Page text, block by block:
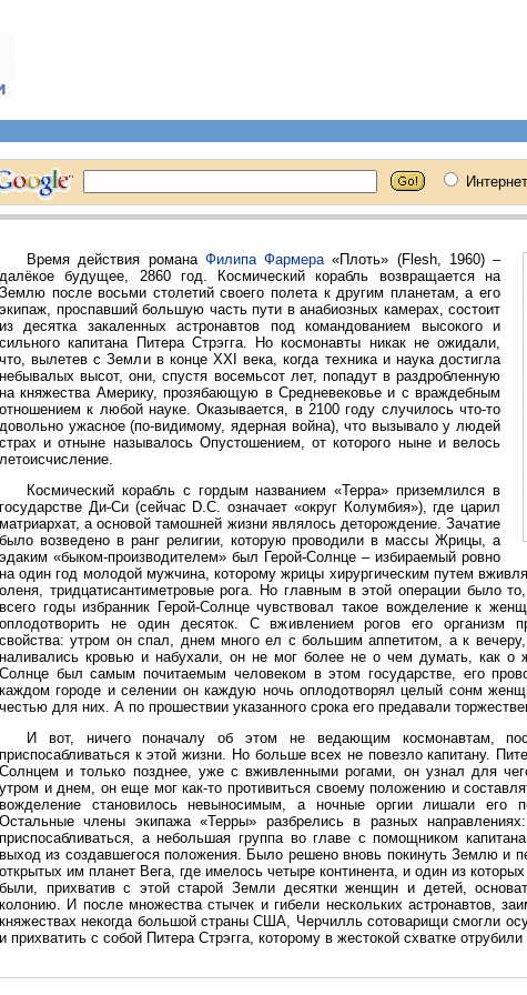
Время действия романа Филипа Фармера«Плоть» (Flesh, 1960) –
далёкое будущее, 2860 год. Космический корабль возвращается на
Землю после восьми столетий своего полета к другим планетам, а его
экипаж, проспавший большую часть пути в анабиозных камерах, состоит
из десятка закаленных астронавтов под командованием высокого и
сильного капитана Питера Стрэгга. Но космонавты никак не ожидали,
что, вылетев с Земли в конце XXI века, когда техника и наука достигла
небывалых высот, они, спустя восемьсот лет, попадут в раздробленную
на княжества Америку, прозябающую в Средневековье и с враждебным
отношением к любой науке. Оказывается, в 2100 году случилось что-то
довольно ужасное (по-видимому, ядерная война), что вызывало у людей
страх и отныне называлось Опустошением, от которого ныне и велось
летоисчисление.
Космический корабль с гордым названием «Терра» приземлился в
государстве Ди-Си (сейчас D.C. означает «округ Колумбия»), где царил
матриархат, а основой тамошней жизни являлось деторождение. Зачатие
было возведено в ранг религии, которую проводили в массы Жрицы, а
эдаким «быком-производителем» был Герой-Солнце – избираемый ровно
на один год молодой мужчина, которому жрицы хирургическим путем
оленя, тридцатисантиметровые рога. Но главным в этой операции было
всего годы избранник Герой-Солнце чувствовал такое вожделение к
оплодотворить не один десяток. С вживлением рогов его организм
свойства: утром он спал, днем много ел с большим аппетитом, а к вечеру,
наливались кровью и набухали, он не мог более не о чем думать, как о
Солнце был самым почитаемым человеком в этом государстве, его
каждом городе и селении он каждую ночь оплодотворял целый сонм
честью для них. А по прошествии указанного срока его предавали
И вот, ничего поначалу об этом не ведающим космонавтам,
приспосабливаться к этой жизни. Но больше всех не повезло капитану.
Солнцем и только позднее, уже с вживленными рогами, он узнал для
утром и днем, он еще мог как-то противиться своему положению и
вожделение становилось невыносимым, а ночные оргии лишали его
Остальные члены экипажа «Терры» разбрелись в разных
приспосабливаться, а небольшая группа во главе с помощником
выход из создавшегося положения. Было решено вновь покинуть Землю и
открытых им планет Вега, где имелось четыре континента, и один из
были, прихватив с этой старой Земли десятки женщин и детей,
колонию. И после множества стычек и гибели нескольких астронавтов,
княжествах некогда большой страны США, Черчилль сотоварищи смогли
и прихватить с собой Питера Стрэгга, которому в жестокой схватке